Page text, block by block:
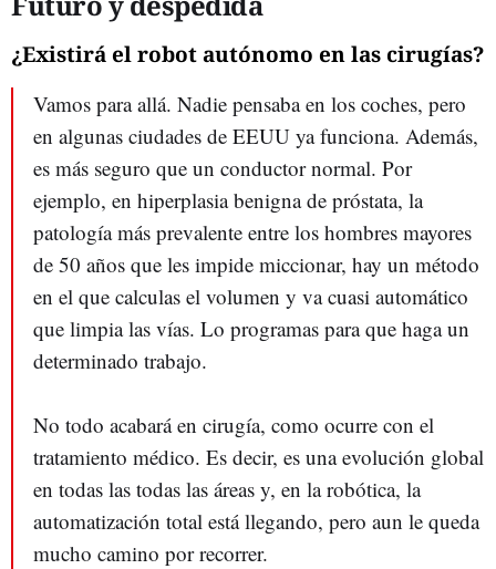
¿Existirá el robot autónomo en las cirugías?
Vamos para allá. Nadie pensaba en los coches, pero
en algunas ciudades de EEUU ya funciona. Además,
es más seguro que un conductor normal. Por
ejemplo, en hiperplasia benigna de próstata, la
patología más prevalente entre los hombres mayores
de 50 años que les impide miccionar, hay un método
en el que calculas el volumen y va cuasi automático
que limpia las vías. Lo programas para que haga un
determinado trabajo.
No todo acabará en cirugía, como ocurre con el
tratamiento médico. Es decir, es una evolución global
en todas las todas las áreas y, en la robótica, la
automatización total está llegando, pero aun le queda
mucho camino por recorrer.